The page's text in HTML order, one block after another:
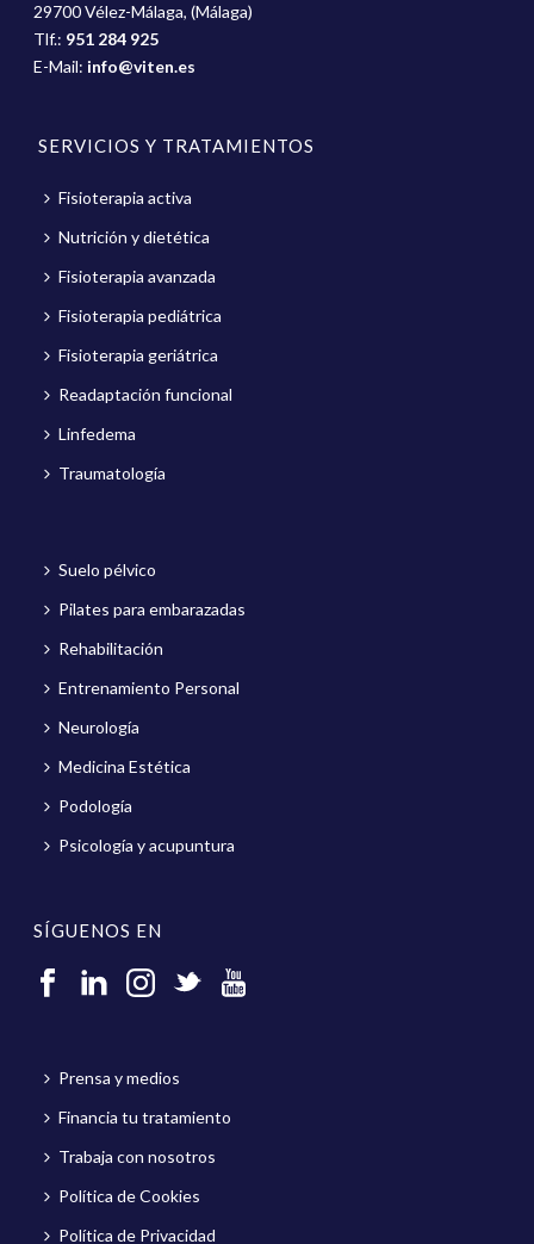
29700 Vélez-Málaga, (Málaga)
Tlf.: 951 284 925
E-Mail: info@viten.es
SERVICIOS Y TRATAMIENTOS
Fisioterapia activa
Nutrición y dietética
Fisioterapia avanzada
Fisioterapia pediátrica
Fisioterapia geriátrica
Readaptación funcional
Linfedema
Traumatología
Suelo pélvico
Pilates para embarazadas
Rehabilitación
Entrenamiento Personal
Neurología
Medicina Estética
Podología
Psicología y acupuntura
SÍGUENOS EN
Prensa y medios
Financia tu tratamiento
Trabaja con nosotros
Política de Cookies
Política de Privacidad